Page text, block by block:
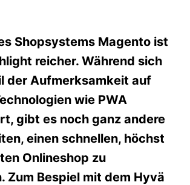
Shopsystems Magento ist
reicher. Während sich
der Aufmerksamkeit auf
wie PWA
gibt es noch ganz andere
einen schnellen, höchst
Onlineshop zu
Zum Bespiel mit dem Hyvä